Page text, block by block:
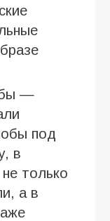
—
под
в
только
а в